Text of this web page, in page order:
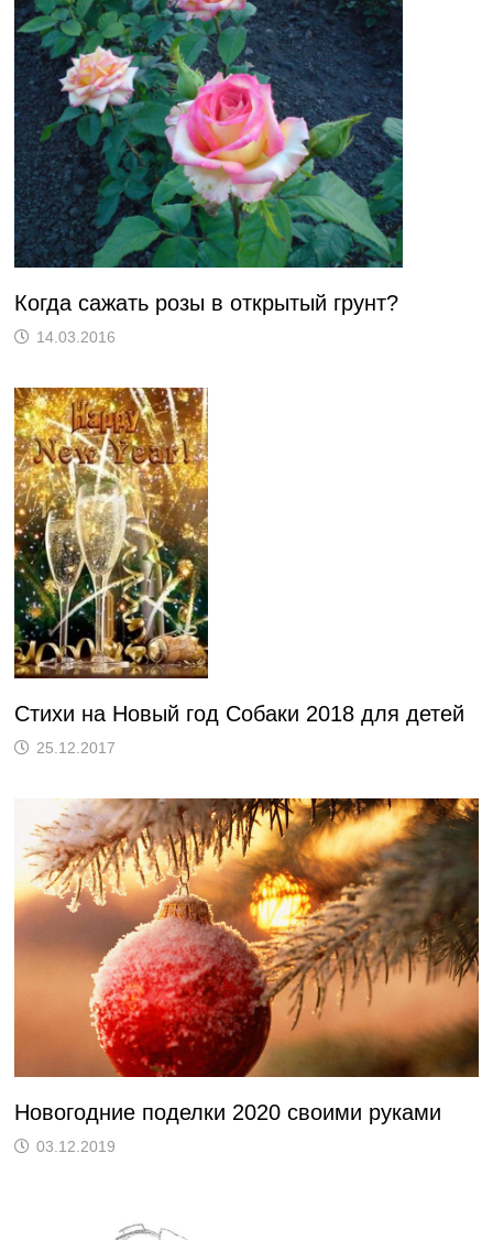
Когда сажать розы в открытый грунт?
14.03.2016
Стихи на Новый год Собаки 2018 для детей
25.12.2017
Новогодние поделки 2020 своими руками
03.12.2019